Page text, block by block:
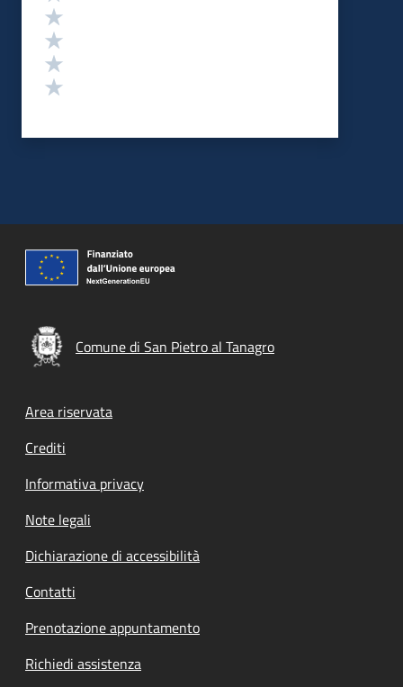
Comune di San Pietro al Tanagro
Footer menu
Area riservata
Crediti
Informativa privacy
Note legali
Dichiarazione di accessibilità
Contatti
Prenotazione appuntamento
Richiedi assistenza